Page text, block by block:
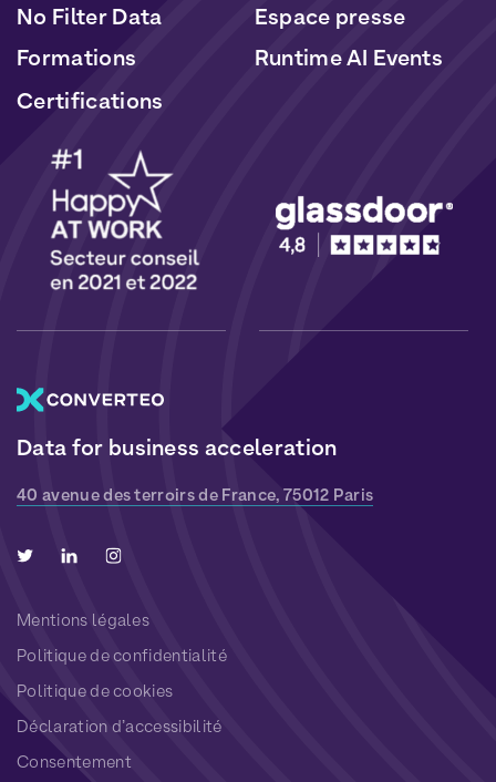
Data for business acceleration
40 avenue des terroirs de France, 75012 Paris
No Filter Data
Formations
Espace presse
Runtime AI Events
Certifications
Mentions légales
Politique de confidentialité
Politique de cookies
Déclaration d’accessibilité
Consentement